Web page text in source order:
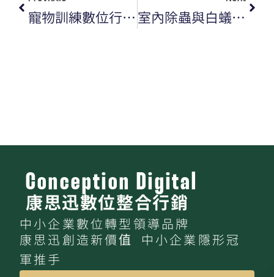
寵物訓練數位行銷攻略｜網站架設＋內容行銷，打造品牌信任感與穩定客源 室內除蟲與白蟻防治業數位行銷全攻略｜SEO優化 × SEM廣告的黃金組合
Conception Digital
康思迅數位整合行銷
中小企業數位轉型領導品牌
康思迅創造新價值 中小企業隱形冠
軍推手